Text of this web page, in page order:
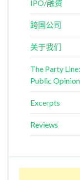
IPO/融资
跨国公司
关于我们
The Party
Public
Excerpts
Reviews